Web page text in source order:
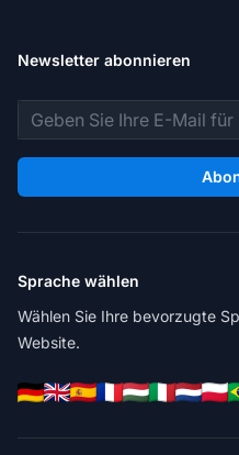
Newsletter abonnieren
E-Mail-Adresse
Sprache wählen
Wählen Sie Ihre bevorzugte
Website.